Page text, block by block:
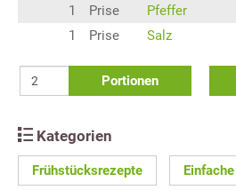
1 Prise
Pfeffer
1
Prise Salz
Portionen
Kategorien
Frühstücksrezepte